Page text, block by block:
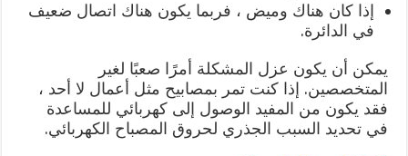
إذا كان هناك وميض ، فربما يكون هناك اتصال ضعيف
في الدائرة.
يمكن أن يكون عزل المشكلة أمرًا صعبًا لغير
المتخصصين. إذا كنت تمر بمصابيح مثل أعمال لا أحد ،
فقد يكون من المفيد الوصول إلى كهربائي للمساعدة
في تحديد السبب الجذري لحروق المصباح الكهربائي.